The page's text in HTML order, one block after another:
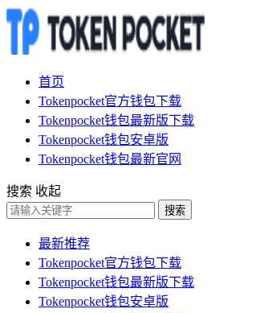
首页
Tokenpocket官方钱包下载
Tokenpocket钱包最新版下载
Tokenpocket钱包安卓版
Tokenpocket钱包最新官网
搜索 收起
搜索
最新推荐
Tokenpocket官方钱包下载
Tokenpocket钱包最新版下载
Tokenpocket钱包安卓版